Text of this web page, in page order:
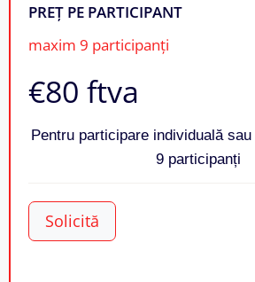
PREȚ PE PARTICIPANT
maxim 9 participanți
€80​ ftva
Pentru participare individuală
9 participanți
Solicită